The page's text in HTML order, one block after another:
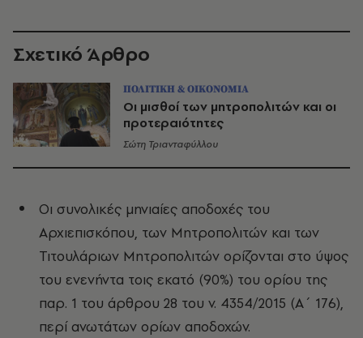
Σχετικό Άρθρο
ΠΟΛΙΤΙΚΗ & ΟΙΚΟΝΟΜΙΑ
Οι μισθοί των μητροπολιτών και οι
προτεραιότητες
Σώτη Τριανταφύλλου
Οι συνολικές μηνιαίες αποδοχές του
Αρχιεπισκόπου, των Μητροπολιτών και των
Τιτουλάριων Μητροπολιτών ορίζονται στο ύψος
του ενενήντα τοις εκατό (90%) του ορίου της
παρ. 1 του άρθρου 28 του ν. 4354/2015 (Α΄ 176),
περί ανωτάτων ορίων αποδοχών.